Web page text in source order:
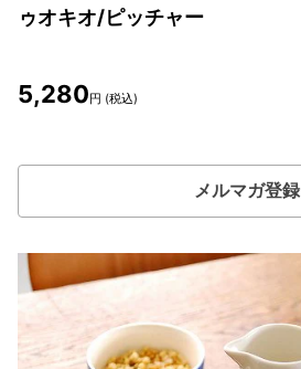
ゥオキオ/ピッチャー
5,280円 (税込)
メルマガ登録